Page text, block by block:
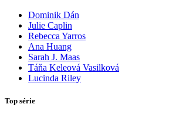
Dominik Dán
Julie Caplin
Rebecca Yarros
Ana Huang
Sarah J. Maas
Táňa Keleová Vasilková
Lucinda Riley
Top série